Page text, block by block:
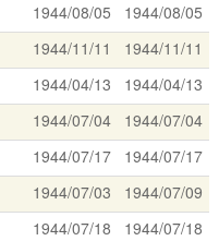
1944/08/05
1944/08/05
1944/11/11
1944/11/11
1944/04/13
1944/04/13
1944/07/04
1944/07/04
1944/07/17
1944/07/17
1944/07/03
1944/07/09
1944/07/18
1944/07/18